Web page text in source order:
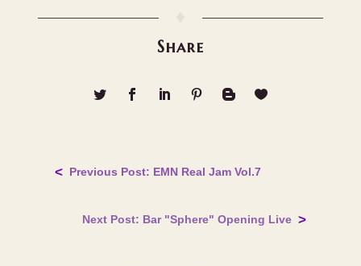
Share
Previous Post: EMN Real Jam Vol.7
Next Post: Bar "Sphere" Opening Live